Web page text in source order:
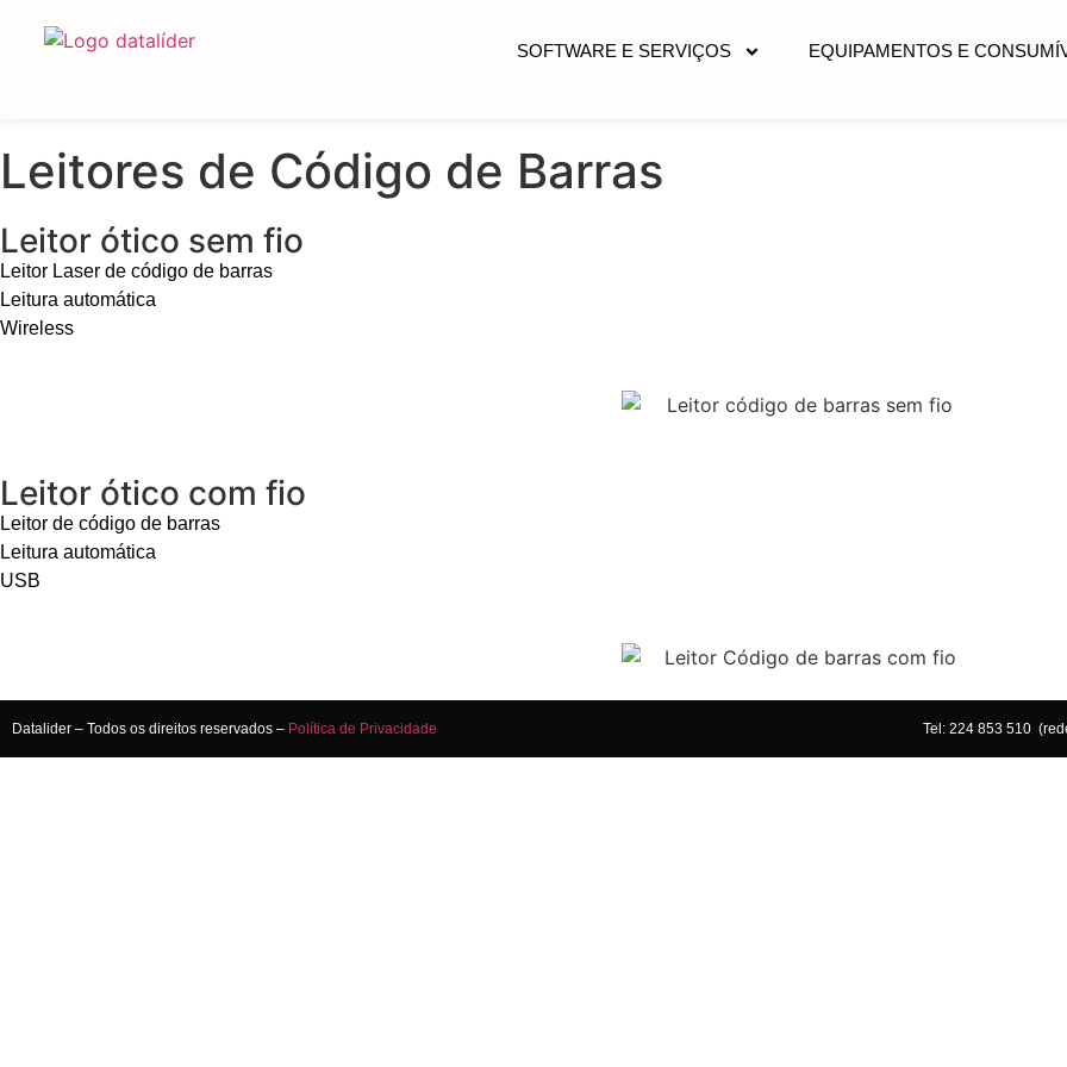
SOFTWARE E SERVIÇOS EQUIPAMENTOS E
Leitores de Código de Barras
Leitor ótico sem fio
Leitor Laser de código de barras
Leitura automática
Wireless
Leitor ótico com fio
Leitor de código de barras
Leitura automática
USB
Datalider – Todos os direitos reservados – Política de Privacidade Tel: 224 853 510